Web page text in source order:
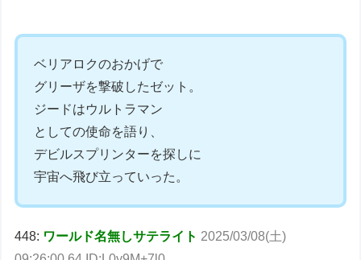
ベリアロクのおかげで
グリーザを撃破したゼット。
ジードはウルトラマン
としての使命を語り、
デビルスプリンターを探しに
宇宙へ飛び立っていった。
448: ワールド名無しサテライト 2025/03/08(土)